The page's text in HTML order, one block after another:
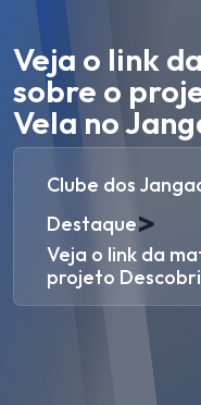
Veja o link
sobre o
Vela no
Clube dos
Destaque>
Veja o link da
projeto